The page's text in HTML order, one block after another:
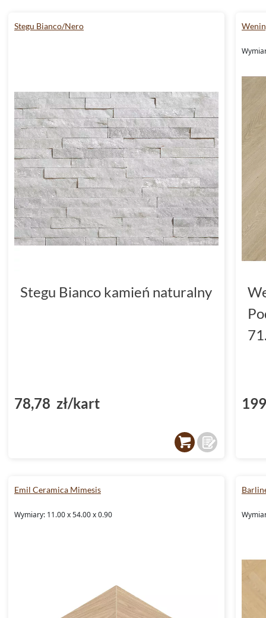
Stegu Bianco/Nero
Stegu Bianco kamień naturalny
78,78 zł/kart
Emil Ceramica Mimesis
Wymiary: 11.00 x 54.00 x 0.90